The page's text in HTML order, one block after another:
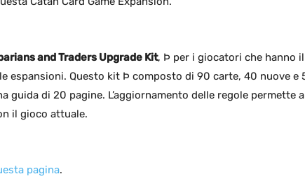
and Traders Upgrade Kit, Þ per i giocatori che hanno
espansioni. Questo kit Þ composto di 90 carte, 40 nuove e
guida di 20 pagine. L’aggiornamento delle regole permette
il gioco attuale.
pagina.